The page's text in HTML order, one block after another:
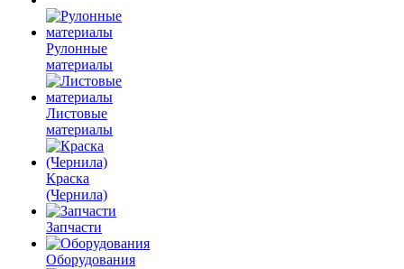
Рулонные
материалы
Листовые
материалы
Краска
(Чернила)
Запчасти
Оборудования